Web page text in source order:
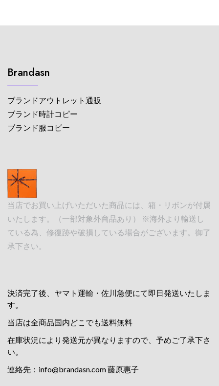
Brandasn
ブランドアウトレット通販
ブランド時計コピー
ブランド服コピー
当店でお買い上げいただいた商品には、箱・リボンが付属
いたします。（一部対象外商品あり） ※海外より輸送し
ている為、修復跡や破損している場合がございます。御了
承下さい。
決済完了後、ヤマト運輸・佐川急便にて即日発送いたしま
す。
当店は全商品国内どこでも送料無料
在庫状況により発送元が異なりますので、予めご了承下さ
い。
連絡先： info@brandasn.com藤原惠子